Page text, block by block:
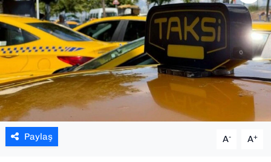
Paylaş A- A+
YAŞAM
YEREL YÖNETİMLER